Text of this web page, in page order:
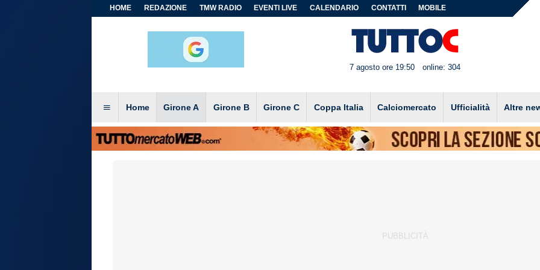
HOME REDAZIONE TMW RADIO EVENTI LIVE CALENDARIO CONTATTI MOBILE
7 agosto ore 19:50 online: 304
Home Girone A Girone B Girone C Coppa Italia Calciomercato Ufficialità Altre